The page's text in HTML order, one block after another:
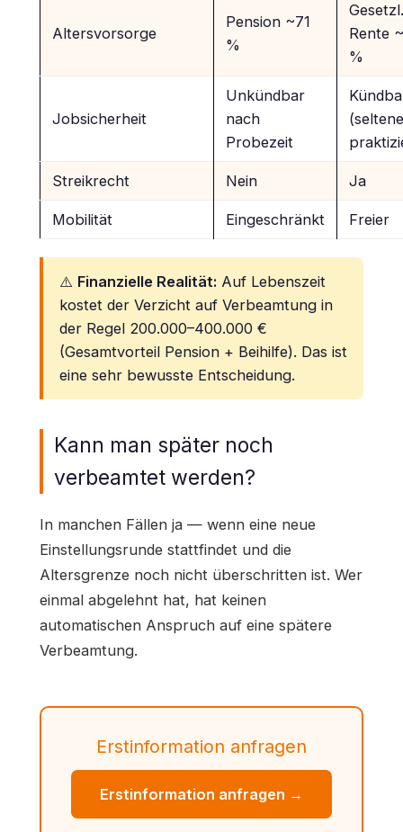
Altersvorsorge
Pension ~71
%
Gesetzl.
Rente
%
Jobsicherheit
Unkündbar
nach
Probezeit
Streikrecht Nein Ja
Mobilität Eingeschränkt Freier
⚠️ Finanzielle Realität: Auf Lebenszeit
kostet der Verzicht auf Verbeamtung in
der Regel 200.000–400.000 €
(Gesamtvorteil Pension + Beihilfe). Das ist
eine sehr bewusste Entscheidung.
Kann man später noch
verbeamtet werden?
In manchen Fällen ja — wenn eine neue
Einstellungsrunde stattfindet und die
Altersgrenze noch nicht überschritten ist. Wer
einmal abgelehnt hat, hat keinen
automatischen Anspruch auf eine spätere
Verbeamtung.
Erstinformation anfragen
Erstinformation anfragen →